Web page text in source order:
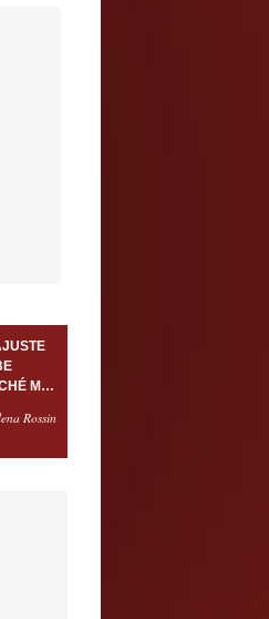
MA
Rossin